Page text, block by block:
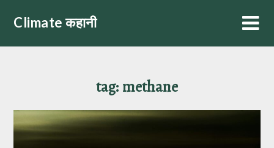
Climate कहानी
tag:methane